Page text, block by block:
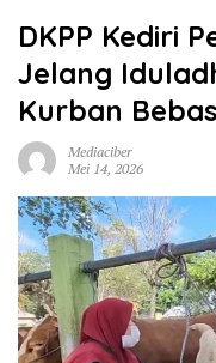
DKPP Kediri
Jelang
Kurban
Mediaciber
Mei 14, 2026